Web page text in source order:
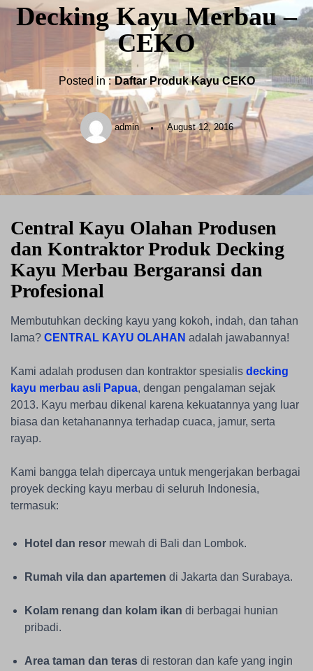
Decking Kayu Merbau –
CEKO
Posted in : Daftar Produk Kayu CEKO
admin August 12, 2016
Central Kayu Olahan Produsen
dan Kontraktor Produk Decking
Kayu Merbau Bergaransi dan
Profesional
Membutuhkan decking kayu yang kokoh, indah, dan tahan
lama? CENTRAL KAYU OLAHAN adalah jawabannya!
Kami adalah produsen dan kontraktor spesialis decking
kayu merbau asli Papua, dengan pengalaman sejak
2013. Kayu merbau dikenal karena kekuatannya yang luar
biasa dan ketahanannya terhadap cuaca, jamur, serta
rayap.
Kami bangga telah dipercaya untuk mengerjakan berbagai
proyek decking kayu merbau di seluruh Indonesia,
termasuk:
Hotel dan resor mewah di Bali dan Lombok.
Rumah vila dan apartemen di Jakarta dan Surabaya.
Kolam renang dan kolam ikan di berbagai hunian
pribadi.
Area taman dan teras di restoran dan kafe yang ingin